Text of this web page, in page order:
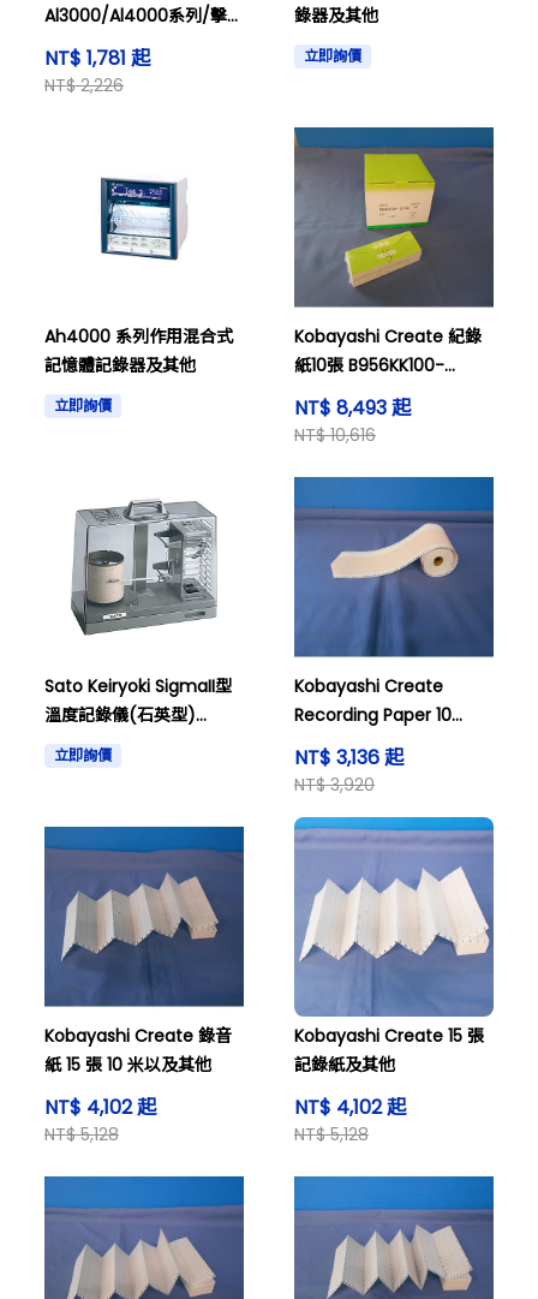
Al3000/Al4000系列/擊打
式, Kl/Kl4000系列 及其他
NT$ 1,781 起
NT$ 2,226
錄器及其他
立即詢價
Ah4000 系列作用混合式
記憶體記錄器及其他
立即詢價
Kobayashi Create 紀錄
紙10張 B956KK100-
12T**B9565AW-T**
NT$ 8,493 起
NT$ 10,616
Sato Keiryoki SigmaII型
溫度記錄儀(石英型)
7230-00系列
立即詢價
Kobayashi Create
Recording Paper 10
pieces 40m and others
NT$ 3,136 起
NT$ 3,920
Kobayashi Create 錄音
紙 15 張 10 米以及其他
NT$ 4,102 起
NT$ 5,128
Kobayashi Create 15 張
記錄紙及其他
NT$ 4,102 起
NT$ 5,128